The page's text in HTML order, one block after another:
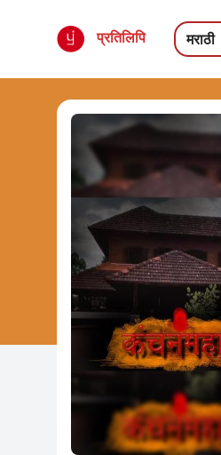
प्रतिलिपि मराठी